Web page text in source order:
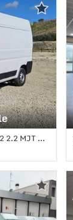
140CV
(5) •